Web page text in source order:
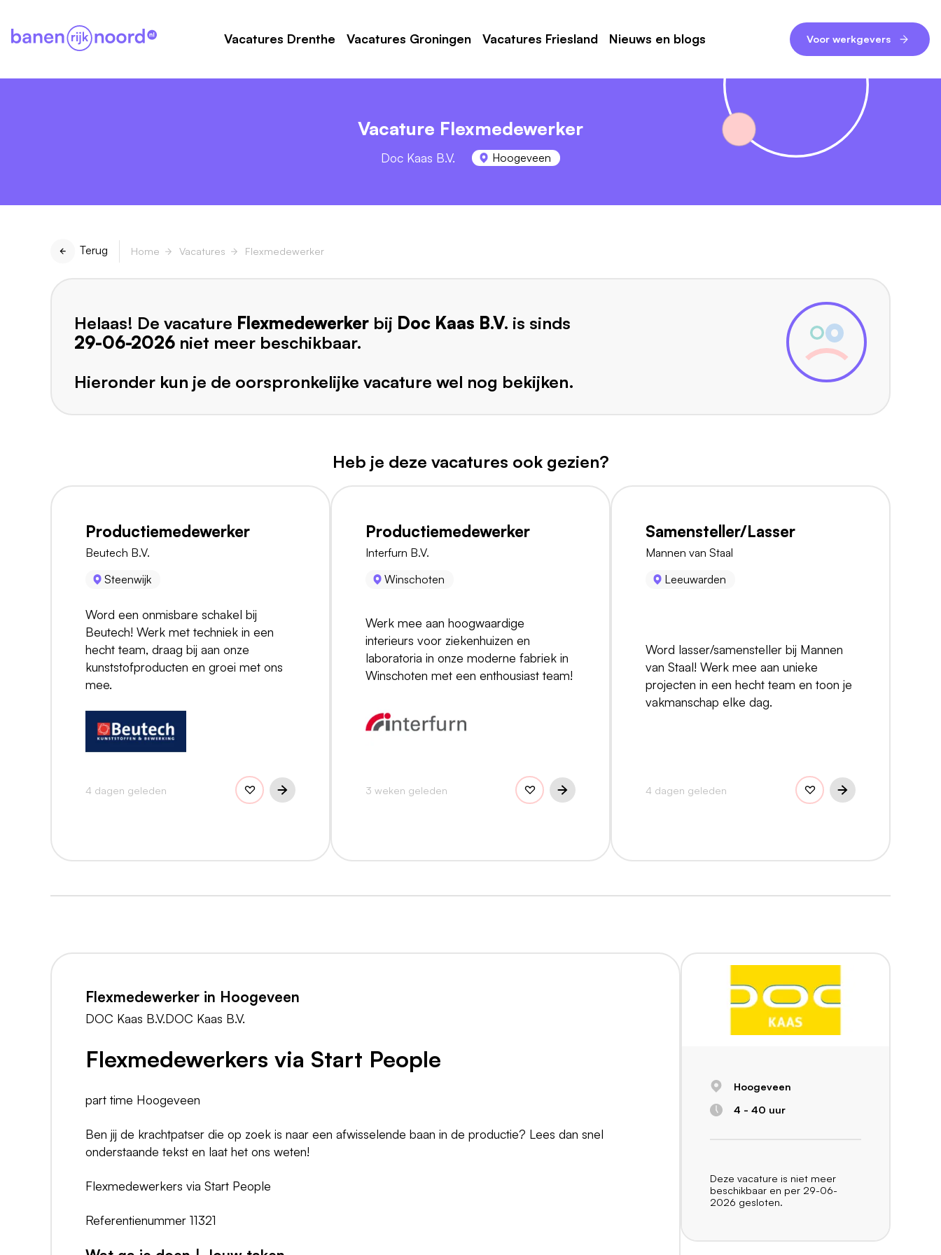
Vacatures Drenthe Vacatures Groningen Vacatures Friesland Nieuws en blogs Voor werkgevers
Vacature Flexmedewerker
Doc Kaas B.V. Hoogeveen
Terug Home Vacatures Flexmedewerker
Helaas! De vacature Flexmedewerker bij Doc Kaas B.V. is sinds
29-06-2026 niet meer beschikbaar.
Hieronder kun je de oorspronkelijke vacature wel nog bekijken.
Heb je deze vacatures ook gezien?
Productiemedewerker
Beutech B.V.
Steenwijk
Word een onmisbare schakel bij
Beutech! Werk met techniek in een
hecht team, draag bij aan onze
kunststofproducten en groei met ons
mee.
4 dagen geleden
Productiemedewerker
Interfurn B.V.
Winschoten
Werk mee aan hoogwaardige
interieurs voor ziekenhuizen en
laboratoria in onze moderne fabriek in
Winschoten met een enthousiast team!
3 weken geleden
Samensteller/Lasser
Mannen van Staal
Leeuwarden
Word lasser/samensteller bij Mannen
van Staal! Werk mee aan unieke
projecten in een hecht team en toon je
vakmanschap elke dag.
4 dagen geleden
Flexmedewerker in Hoogeveen
DOC Kaas B.V.DOC Kaas B.V.
Flexmedewerkers via Start People
part time Hoogeveen
Ben jij de krachtpatser die op zoek is naar een afwisselende baan in de productie? Lees dan snel
onderstaande tekst en laat het ons weten!
Flexmedewerkers via Start People
Referentienummer 11321
Hoogeveen
4 - 40 uur
Deze vacature is niet meer
beschikbaar en per 29-06-
2026 gesloten.